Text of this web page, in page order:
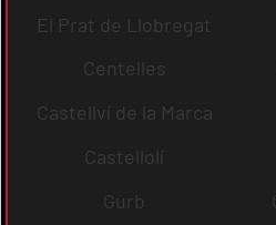
El Prat de Llobregat
Centelles
Castellví de la Marca
Castellolí
Gurb